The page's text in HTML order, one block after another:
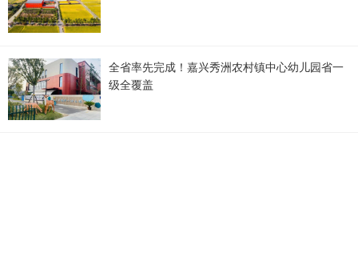
全省率先完成！嘉兴秀洲农村镇中心幼儿园省一
级全覆盖